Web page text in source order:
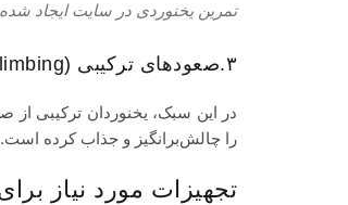
تمرین یخنوردی در سایت ایجاد
۳.صعودهای ترکیبی (Mixed Climbing)
در این سبک، یخنوردان ترکیبی از
را چالش‌برانگیز و جذاب کرده است.
تجهیزات مورد نیاز